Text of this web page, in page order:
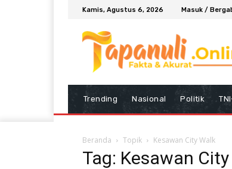
Kamis, Agustus 6, 2026 Masuk /
Trending Nasional Politik
Beranda Topik Kesawan City Walk
Tag: Kesawan